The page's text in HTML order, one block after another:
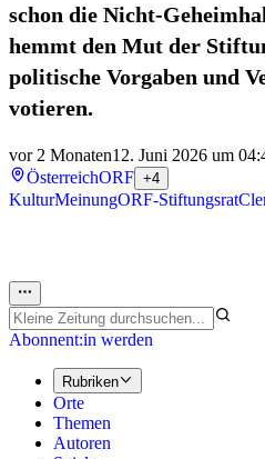
schon die Nicht-
hemmt den Mut der
politische Vorgaben und
votieren.
vor 2 Monaten12. Juni 2026 um
ÖsterreichORF +4
KulturMeinungORF-Stiftungsrat
Abonnent:in werden
Rubriken
Orte
Themen
Autoren